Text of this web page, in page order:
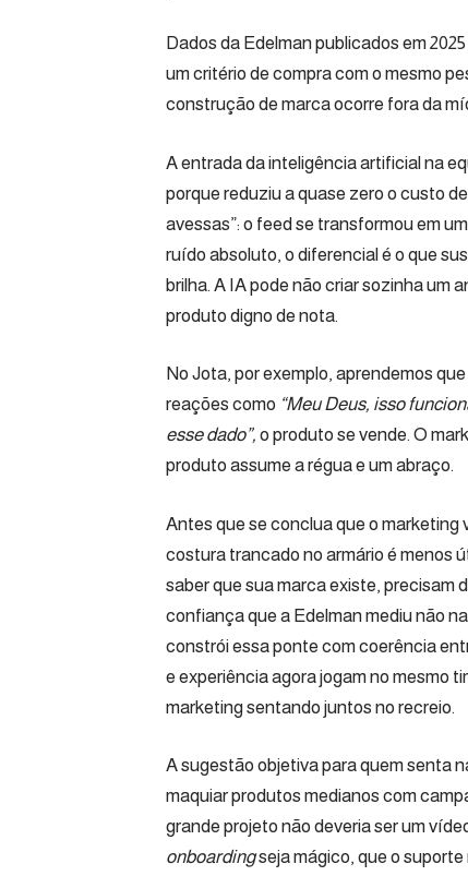
Dados da Edelman publicados em
um critério de compra com o mesmo
construção de marca ocorre fora da
A entrada da inteligência artificial na
porque reduziu a quase zero o custo
avessas”: o feed se transformou em
ruído absoluto, o diferencial é o que
brilha. A IA pode não criar sozinha um
produto digno de nota.
No Jota, por exemplo, aprendemos
reações como “Meu Deus, isso
esse dado”, o produto se vende. O
produto assume a régua e um abraço.
Antes que se conclua que o
costura trancado no armário é menos
saber que sua marca existe, precisam
confiança que a Edelman mediu não
constrói essa ponte com coerência
e experiência agora jogam no mesmo
marketing sentando juntos no recreio.
A sugestão objetiva para quem senta
maquiar produtos medianos com
grande projeto não deveria ser um
onboardingseja mágico, que o suporte